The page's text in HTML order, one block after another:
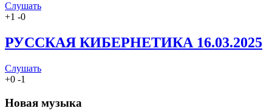
Слушать
+1 -0
РУССКАЯ КИБЕРНЕТИКА 16.03.2025
Слушать
+0 -1
Новая музыка